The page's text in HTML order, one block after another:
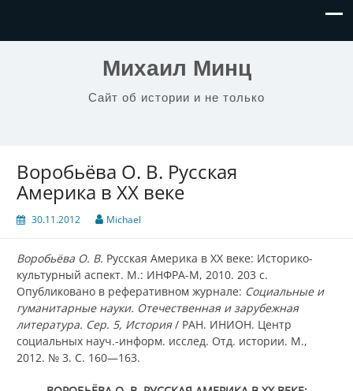
Михаил Минц
Сайт об истории и не только
Воробьёва О. В. Русская
Америка в XX веке
30.11.2012 Michael
Воробьёва О. В. Русская Америка в XX веке: Историко-
культурный аспект. М.: ИНФРА-М, 2010. 203 с.
Опубликовано в реферативном журнале: Социальные и
гуманитарные науки. Отечественная и зарубежная
литература. Сер. 5, История/ РАН. ИНИОН. Центр
социальных науч.-информ. исслед. Отд. истории. М.,
2012. № 3. С. 160—163.